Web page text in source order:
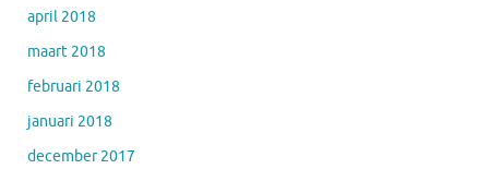
april 2018
maart 2018
februari 2018
januari 2018
december 2017